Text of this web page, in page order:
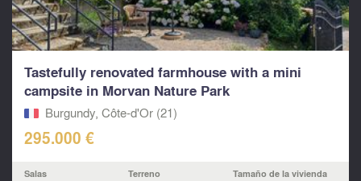
Tastefully renovated farmhouse with a mini
campsite in Morvan Nature Park
Burgundy, Côte-d'Or (21)
295.000 €
Salas Terreno Tamaño de la vivienda